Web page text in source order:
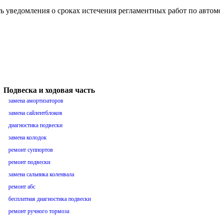
уведомления о сроках истечения регламентных работ по
Подвеска и ходовая часть
замена амортизаторов
замена сайлентблоков
диагностика подвески
замена колодок
ремонт суппортов
ремонт подвески
замена сальника коленвала
ремонт абс
бесплатная диагностика подвески
ремонт ручного тормоза